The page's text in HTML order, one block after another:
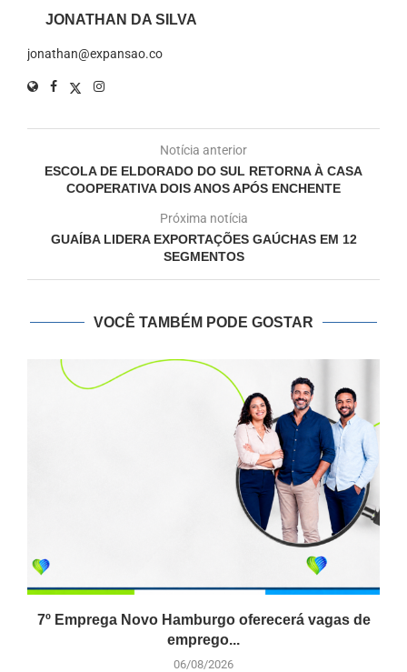
JONATHAN DA SILVA
jonathan@expansao.co
Notícia anterior
ESCOLA DE ELDORADO DO SUL RETORNA À CASA
COOPERATIVA DOIS ANOS APÓS ENCHENTE
Próxima notícia
GUAÍBA LIDERA EXPORTAÇÕES GAÚCHAS EM 12
SEGMENTOS
VOCÊ TAMBÉM PODE GOSTAR
7º Emprega Novo Hamburgo oferecerá vagas de
emprego...
06/08/2026